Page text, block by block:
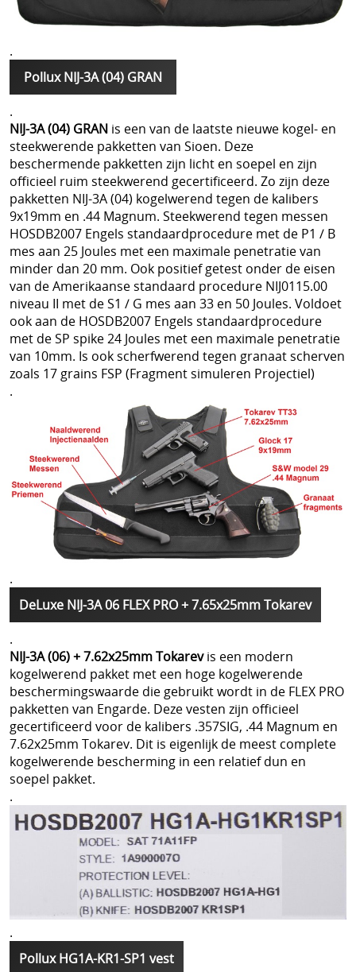
.
Pollux NIJ-3A (04) GRAN
.
NIJ-3A (04) GRAN is een van de laatste nieuwe kogel- en
steekwerende pakketten van Sioen. Deze
beschermende pakketten zijn licht en soepel en zijn
officieel ruim steekwerend gecertificeerd. Zo zijn deze
pakketten NIJ-3A (04) kogelwerend tegen de kalibers
9x19mm en .44 Magnum. Steekwerend tegen messen
HOSDB2007 Engels standaardprocedure met de P1 / B
mes aan 25 Joules met een maximale penetratie van
minder dan 20 mm. Ook positief getest onder de eisen
van de Amerikaanse standaard procedure NIJ0115.00
niveau II met de S1 / G mes aan 33 en 50 Joules. Voldoet
ook aan de HOSDB2007 Engels standaardprocedure
met de SP spike 24 Joules met een maximale penetratie
van 10mm. Is ook scherfwerend tegen granaat scherven
zoals 17 grains FSP (Fragment simuleren Projectiel)
.
.
DeLuxe NIJ-3A 06 FLEX PRO + 7.65x25mm Tokarev
.
NIJ-3A (06) + 7.62x25mm Tokarevis een modern
kogelwerend pakket met een hoge kogelwerende
beschermingswaarde die gebruikt wordt in de FLEX PRO
pakketten van Engarde. Deze vesten zijn officieel
gecertificeerd voor de kalibers .357SIG, .44 Magnum en
7.62x25mm Tokarev. Dit is eigenlijk de meest complete
kogelwerende bescherming in een relatief dun en
soepel pakket.
.
.
Pollux HG1A-KR1-SP1 vest